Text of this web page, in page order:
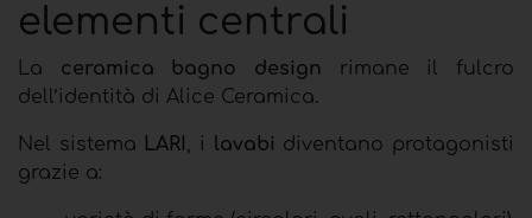
elementi centrali
La ceramica bagno design rimane il fulcro
dell’identità di Alice Ceramica.
Nel sistema LARI , i lavabi diventano protagonisti
grazie a: